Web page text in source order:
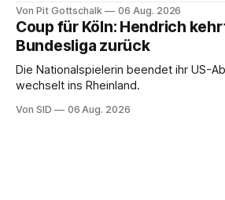
Lokalrivale in Niedersachsen.
Von Pit Gottschalk 06 Aug. 2026
Coup für Köln: Hendrich
Bundesliga zurück
Die Nationalspielerin beendet ihr US-
wechselt ins Rheinland.
Von SID 06 Aug. 2026